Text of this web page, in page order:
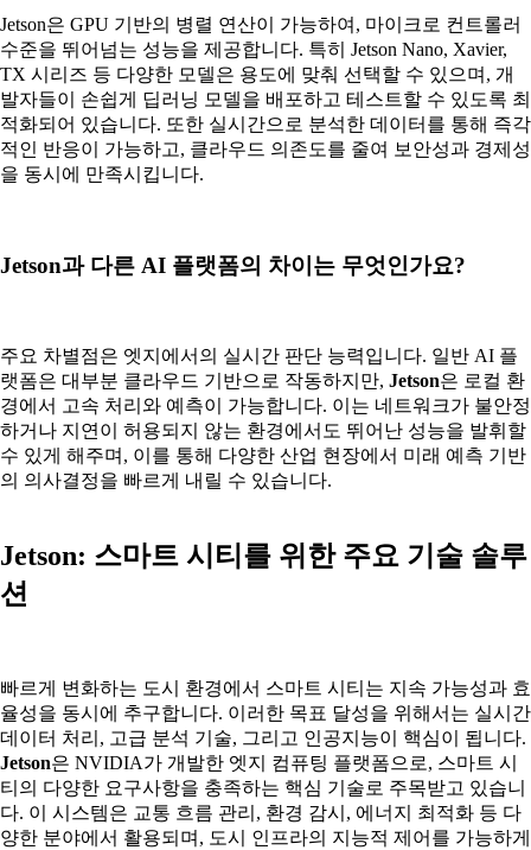
Jetson은 GPU 기반의 병렬 연산이 가능하여, 마이크로 컨트롤러
수준을 뛰어넘는 성능을 제공합니다. 특히 Jetson Nano, Xavier,
TX 시리즈 등 다양한 모델은 용도에 맞춰 선택할 수 있으며, 개
발자들이 손쉽게 딥러닝 모델을 배포하고 테스트할 수 있도록 최
적화되어 있습니다. 또한 실시간으로 분석한 데이터를 통해 즉각
적인 반응이 가능하고, 클라우드 의존도를 줄여 보안성과 경제성
을 동시에 만족시킵니다.
Jetson과 다른 AI 플랫폼의 차이는 무엇인가요?
주요 차별점은 엣지에서의 실시간 판단 능력입니다. 일반 AI 플
랫폼은 대부분 클라우드 기반으로 작동하지만, Jetson은 로컬 환
경에서 고속 처리와 예측이 가능합니다. 이는 네트워크가 불안정
하거나 지연이 허용되지 않는 환경에서도 뛰어난 성능을 발휘할
수 있게 해주며, 이를 통해 다양한 산업 현장에서 미래 예측 기반
의 의사결정을 빠르게 내릴 수 있습니다.
Jetson: 스마트 시티를 위한 주요 기술 솔루
션
빠르게 변화하는 도시 환경에서 스마트 시티는 지속 가능성과 효
율성을 동시에 추구합니다. 이러한 목표 달성을 위해서는 실시간
데이터 처리, 고급 분석 기술, 그리고 인공지능이 핵심이 됩니다.
Jetson은 NVIDIA가 개발한 엣지 컴퓨팅 플랫폼으로, 스마트 시
티의 다양한 요구사항을 충족하는 핵심 기술로 주목받고 있습니
다. 이 시스템은 교통 흐름 관리, 환경 감시, 에너지 최적화 등 다
양한 분야에서 활용되며, 도시 인프라의 지능적 제어를 가능하게